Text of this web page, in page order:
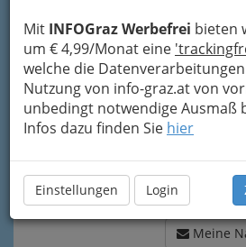
Mit INFOGraz Werbefrei bieten
um € 4,99/Monat eine
welche die
Nutzung von info-graz.at von
unbedingt notwendige Ausmaß
Infos dazu finden Sie hier
Einstellungen Login
Meine Nachricht
Meine